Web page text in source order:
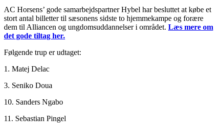
AC Horsens’ gode samarbejdspartner Hybel har besluttet at købe et
stort antal billetter til sæsonens sidste to hjemmekampe og forære
dem til Alliancen og ungdomsuddannelser i området. Læs mere om
det gode tiltag her.
Følgende trup er udtaget:
1. Matej Delac
3. Seniko Doua
10. Sanders Ngabo
11. Sebastian Pingel